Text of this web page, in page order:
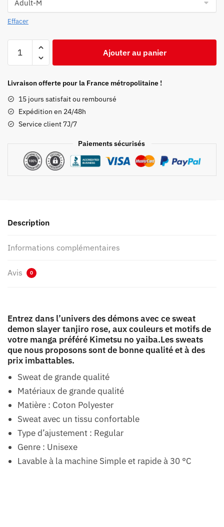
Effacer
Demon
Tanjiro
Rose
Ajouter au panier
Livraison offerte pour la France métropolitaine !
15 jours satisfait ou remboursé
Expédition en 24/48h
Service client 7J/7
Paiements sécurisés
Description
Informations complémentaires
Avis 0
Entrez dans l’univers des démons avec ce sweat
demon slayer tanjiro rose, aux couleurs et motifs de
votre manga préféré Kimetsu no yaiba.Les sweats
que nous proposons sont de bonne qualité et à des
prix imbattables.
Sweat de grande qualité
Matériaux de grande qualité
Matière : Coton Polyester
Sweat avec un tissu confortable
Type d’ajustement : Regular
Genre : Unisexe
Lavable à la machine Simple et rapide à 30 °C